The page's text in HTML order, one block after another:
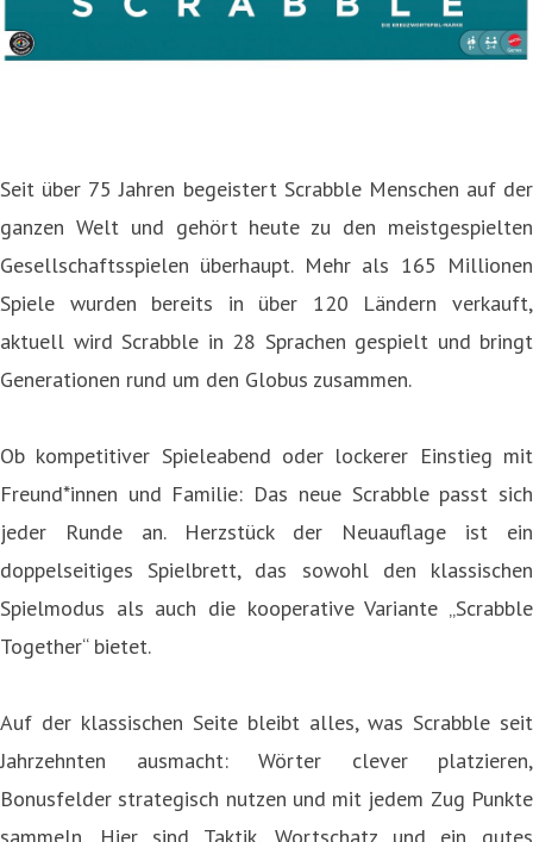
Seit über 75 Jahren begeistert Scrabble Menschen auf der
ganzen Welt und gehört heute zu den meistgespielten
Gesellschaftsspielen überhaupt. Mehr als 165 Millionen
Spiele wurden bereits in über 120 Ländern verkauft,
aktuell wird Scrabble in 28 Sprachen gespielt und bringt
Generationen rund um den Globus zusammen.
Ob kompetitiver Spieleabend oder lockerer Einstieg mit
Freund*innen und Familie: Das neue Scrabble passt sich
jeder Runde an. Herzstück der Neuauflage ist ein
doppelseitiges Spielbrett, das sowohl den klassischen
Spielmodus als auch die kooperative Variante „Scrabble
Together“ bietet.
Auf der klassischen Seite bleibt alles, was Scrabble seit
Jahrzehnten ausmacht: Wörter clever platzieren,
Bonusfelder strategisch nutzen und mit jedem Zug Punkte